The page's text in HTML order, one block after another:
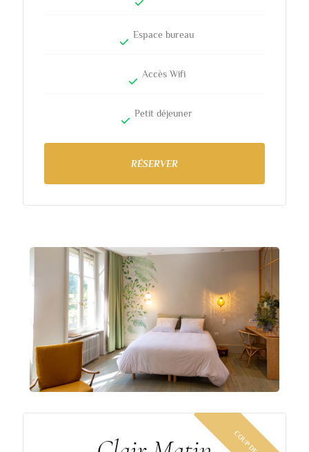
Espace bureau
Accès Wifi
Petit déjeuner
RÉSERVER